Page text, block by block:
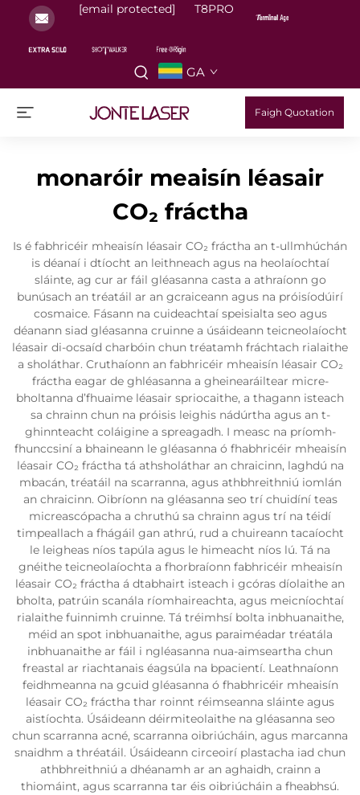
[email protected] T8PRO
GA
Faigh Quotation
monaróir meaisín léasair
CO₂ fráctha
Is é fabhricéir mheaisín léasair CO₂ fráctha an t-ullmhúchán
is déanaí i dtíocht an leithneach agus na heolaíochtaí
sláinte, ag cur ar fáil gléasanna casta a athraíonn go
bunúsach an tréatáil ar an gcraiceann agus na próisíodúirí
cosmaice. Fásann na cuideachtaí speisialta seo agus
déanann siad gléasanna cruinne a úsáideann teicneolaíocht
léasair di-ocsaíd charbóin chun tréatamh fráchtach rialaithe
a sholáthar. Cruthaíonn an fabhricéir mheaisín léasair CO₂
fráctha eagar de ghléasanna a gheinearáiltear micre-
bholtanna d’fhuaime léasair spriocaithe, a thagann isteach
sa chrainn chun na próisis leighis nádúrtha agus an t-
ghinnteacht coláigine a spreagadh. I measc na príomh-
fhunccsiní a bhaineann le gléasanna ó fhabhricéir mheaisín
léasair CO₂ fráctha tá athsholáthar an chraicinn, laghdú na
mbacán, tréatáil na scarranna, agus athbhreithniú iomlán
an chraicinn. Oibríonn na gléasanna seo trí chuidíní teas
micreascópacha a chruthú sa chrainn agus trí na téidí
timpeallach a fhágáil gan athrú, rud a chuireann tacaíocht
le leigheas níos tapúla agus le himeacht níos lú. Tá na
gnéithe teicneolaíochta a fhorbraíonn fabhricéir mheaisín
léasair CO₂ fráctha á dtabhairt isteach i gcóras díolaithe an
bholta, patrúin scanála ríomhaireachta, agus meicníochtaí
rialaithe fuinnimh cruinne. Tá tréimhsí bolta inbhuanaithe,
méid an spot inbhuanaithe, agus paraiméadar tréatála
inbhuanaithe ar fáil i ngléasanna nua-aimseartha chun
freastal ar riachtanais éagsúla na bpacientí. Leathnaíonn
feidhmeanna na gcuid gléasanna ó fhabhricéir mheaisín
léasair CO₂ fráctha thar roinnt réimseanna sláinte agus
aistíochta. Úsáideann déirmiteolaithe na gléasanna seo
chun scarranna acné, scarranna oibriúcháin, agus marcanna
snaidhm a thréatáil. Úsáideann circeoirí plastacha iad chun
athbhreithniú a dhéanamh ar an aghaidh, crainn a
thiomáint, agus scarranna tar éis oibriúcháin a fheabhsú.